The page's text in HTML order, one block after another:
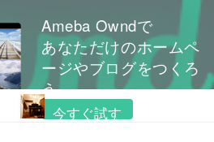
Ameba Owndで
あなただけのホームペ
ージやブログをつくろ
う
今すぐ試す